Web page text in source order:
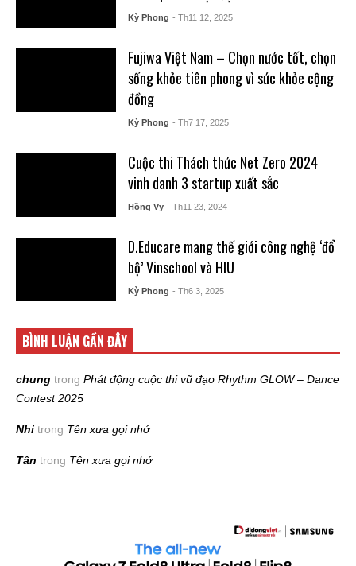
Kỳ Phong - Th11 12, 2025
Fujiwa Việt Nam – Chọn nước tốt, chọn
sống khỏe tiên phong vì sức khỏe cộng
đồng
Kỳ Phong - Th7 17, 2025
Cuộc thi Thách thức Net Zero 2024
vinh danh 3 startup xuất sắc
Hồng Vy - Th11 23, 2024
D.Educare mang thế giới công nghệ ‘đổ
bộ’ Vinschool và HIU
Kỳ Phong - Th6 3, 2025
BÌNH LUẬN GẦN ĐÂY
chung trong Phát động cuộc thi vũ đạo Rhythm GLOW – Dance
Contest 2025
Nhi trong Tên xưa gọi nhớ
Tân trong Tên xưa gọi nhớ